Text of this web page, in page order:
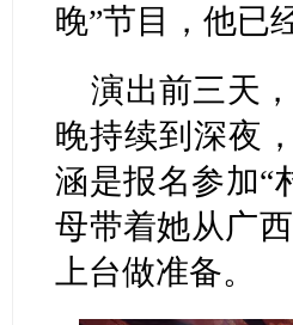
晚”节目，他已
演出前三天
晚持续到深夜
涵是报名参加“
母带着她从广
上台做准备。